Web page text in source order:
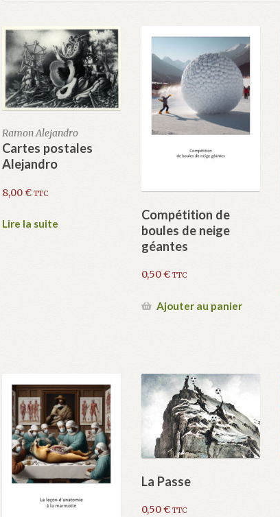
Ramon Alejandro
Cartes postales
Alejandro
8,00€ TTC
Lire la suite
Compétition de
boules de neige
géantes
0,50€ TTC
Ajouter au panier
La Passe
0,50€ TTC